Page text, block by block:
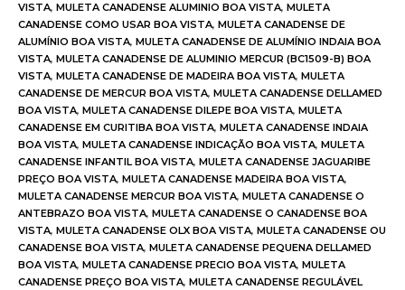
VISTA, MULETA CANADENSE ALUMINIO BOA VISTA, MULETA
CANADENSE COMO USAR BOA VISTA, MULETA CANADENSE DE
ALUMÍNIO BOA VISTA, MULETA CANADENSE DE ALUMÍNIO INDAIA BOA
VISTA, MULETA CANADENSE DE ALUMINIO MERCUR (BC1509-B) BOA
VISTA, MULETA CANADENSE DE MADEIRA BOA VISTA, MULETA
CANADENSE DE MERCUR BOA VISTA, MULETA CANADENSE DELLAMED
BOA VISTA, MULETA CANADENSE DILEPE BOA VISTA, MULETA
CANADENSE EM CURITIBA BOA VISTA, MULETA CANADENSE INDAIA
BOA VISTA, MULETA CANADENSE INDICAÇÃO BOA VISTA, MULETA
CANADENSE INFANTIL BOA VISTA, MULETA CANADENSE JAGUARIBE
PREÇO BOA VISTA, MULETA CANADENSE MADEIRA BOA VISTA,
MULETA CANADENSE MERCUR BOA VISTA, MULETA CANADENSE O
ANTEBRAZO BOA VISTA, MULETA CANADENSE O CANADENSE BOA
VISTA, MULETA CANADENSE OLX BOA VISTA, MULETA CANADENSE OU
CANADENSE BOA VISTA, MULETA CANADENSE PEQUENA DELLAMED
BOA VISTA, MULETA CANADENSE PRECIO BOA VISTA, MULETA
CANADENSE PREÇO BOA VISTA, MULETA CANADENSE REGULÁVEL